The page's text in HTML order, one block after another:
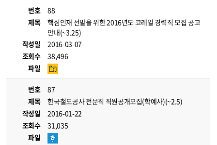
번호
88
제목
핵심인재 선발을 위한 2016년도 코레일 경력직 모집 공고
안내(~3.25)
작성일
2016-03-07
조회수
38,496
파일
번호
87
제목
한국철도공사 전문직 직원공개모집(학예사)(~2.5)
작성일
2016-01-22
조회수
31,035
파일